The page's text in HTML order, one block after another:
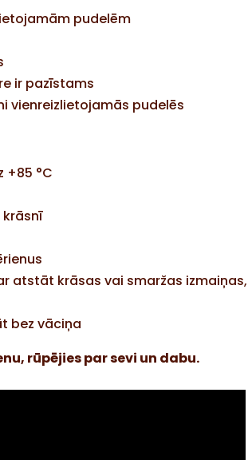
pudelēm
ir pazīstams
vienreizlietojamās pudelēs
+85 °C
atstāt krāsas vai smaržas
bez vāciņa
rūpējies par sevi un dabu.